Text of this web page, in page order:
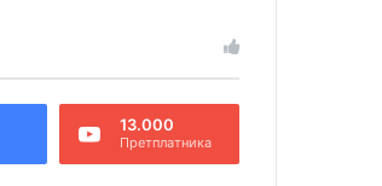
13.000
Претплатника